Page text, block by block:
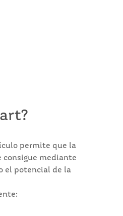
permite que la
consigue mediante
el potencial de la